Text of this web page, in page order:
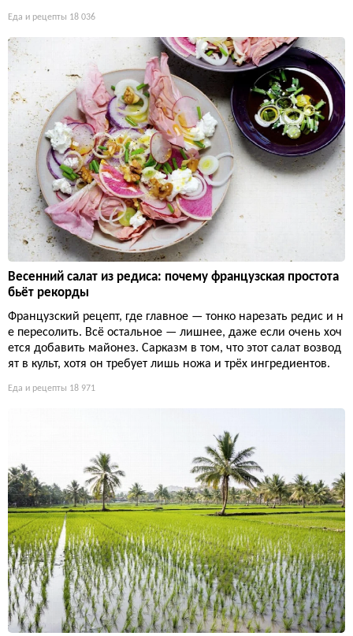
Еда и рецепты 18 036
Весенний салат из редиса: почему французская простота
бьёт рекорды
Французский рецепт, где главное — тонко нарезать редис и н
е пересолить. Всё остальное — лишнее, даже если очень хоч
ется добавить майонез. Сарказм в том, что этот салат возвод
ят в культ, хотя он требует лишь ножа и трёх ингредиентов.
Еда и рецепты 18 971